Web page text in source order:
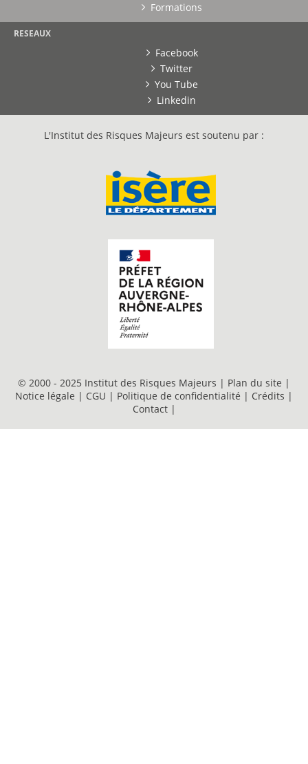
Formations
RESEAUX
Facebook
Twitter
You Tube
Linkedin
L'Institut des Risques Majeurs est soutenu par :
© 2000 - 2025 Institut des Risques Majeurs | Plan du site |
Notice légale | CGU | Politique de confidentialité | Crédits |
Contact |